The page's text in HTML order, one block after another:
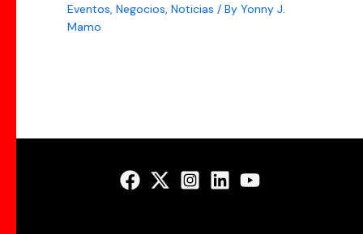
Eventos, Negocios, Noticias / By Yonny J.
Mamo